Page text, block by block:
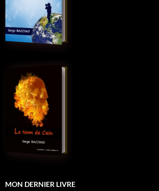
MON DERNIER LIVRE